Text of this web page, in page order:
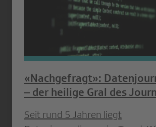
«Nachgefragt»:
– der heilige Gral des
Seit rund 5 Jahren liegt